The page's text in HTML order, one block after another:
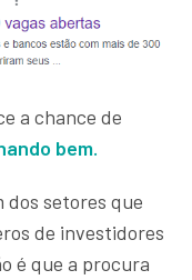
a chance de
bem.
dos setores que
de investidores
é que a procura